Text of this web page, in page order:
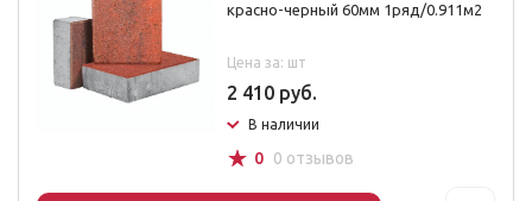
красно-черный 60мм 1ряд/0.911м2
Цена за: шт
2 410 руб.
В наличии
☆ 0 0 отзывов